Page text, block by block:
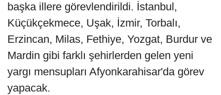
başka illere görevlendirildi. İstanbul,
Küçükçekmece, Uşak, İzmir, Torbalı,
Erzincan, Milas, Fethiye, Yozgat, Burdur ve
Mardin gibi farklı şehirlerden gelen yeni
yargı mensupları Afyonkarahisar'da görev
yapacak.